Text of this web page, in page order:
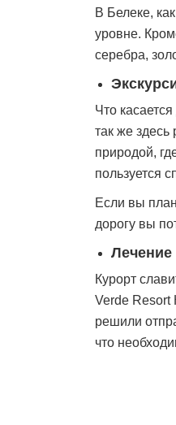
В Белеке,
уровне.
серебра,
Что
так же
природой,
пользуется
Если вы
дорогу вы
Лечение
Курорт
Verde Resort
решили
что